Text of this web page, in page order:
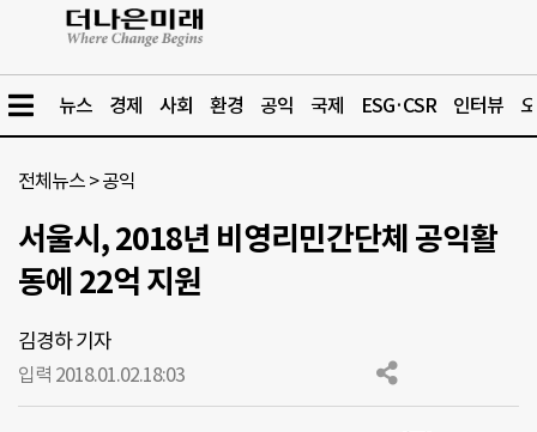
뉴스 경제 사회 환경 공익 국제 ESG·CSR 인터뷰
전체뉴스 >공익
서울시, 2018년 비영리민간단체 공익활
동에 22억 지원
김경하 기자
입력 2018.01.02.18:03